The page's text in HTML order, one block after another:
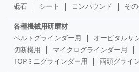
砥石
シート コンパウンド そ
各種機械用研磨材
ベルトグラインダー用
オービタルサ
切断機用
マイクログラインダー用
TOPミニグラインダー用
両頭グライ